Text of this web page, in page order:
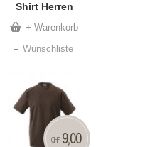
Shirt Herren
+ Warenkorb
Wunschliste
CHF 9,00